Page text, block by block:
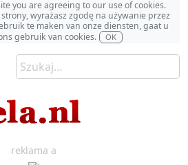
you are agreeing to our use of cookies.
strony, wyrażasz zgodę na używanie przez
te maken van onze diensten, gaat u
gebruik van cookies.
OK
reklama a